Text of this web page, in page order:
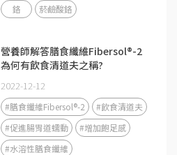
鉻
菸鹼酸鉻
營養師解答膳食纖維Fibersol®-2
為何有飲食清道夫之稱?
2022-12-12
#膳食纖維Fibersol®-2
#飲食清道夫
#促進腸胃道蠕動
#增加飽足感
#水溶性膳食纖維